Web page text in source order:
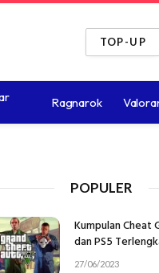
TOP-UP
Ragnarok
POPULER
Kumpulan Cheat
dan PS5
27/06/2023